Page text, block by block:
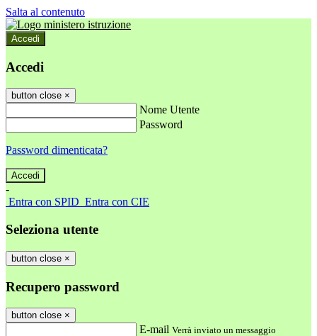
Salta al contenuto
Accedi
Accedi
button close ×
Nome Utente
Password
Password dimenticata?
-
Entra con SPID Entra con CIE
Seleziona utente
button close ×
Recupero password
button close ×
E-mail Verrà inviato un messaggio